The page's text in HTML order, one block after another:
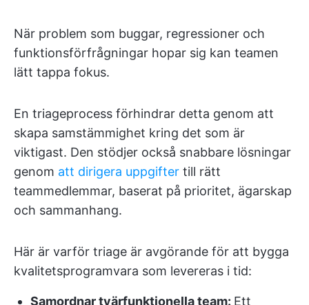
När problem som buggar, regressioner och
funktionsförfrågningar hopar sig kan teamen
lätt tappa fokus.
En triageprocess förhindrar detta genom att
skapa samstämmighet kring det som är
viktigast. Den stödjer också snabbare lösningar
genom att dirigera uppgifter till rätt
teammedlemmar, baserat på prioritet, ägarskap
och sammanhang.
Här är varför triage är avgörande för att bygga
kvalitetsprogramvara som levereras i tid:
Samordnar tvärfunktionella team: Ett